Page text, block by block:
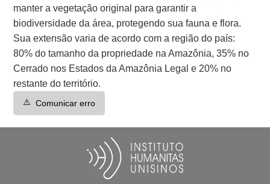
manter a vegetação original para garantir a
biodiversidade da área, protegendo sua fauna e flora.
Sua extensão varia de acordo com a região do país:
80% do tamanho da propriedade na Amazônia, 35% no
Cerrado nos Estados da Amazônia Legal e 20% no
restante do território.
⚠️ Comunicar erro